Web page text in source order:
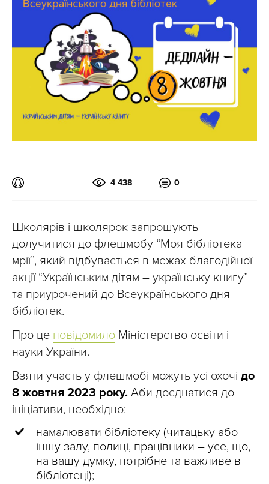
4 438 0
Школярів і школярок запрошують
долучитися до флешмобу “Моя бібліотека
мрії”, який відбувається в межах благодійної
акції “Українським дітям – українську книгу”
та приурочений до Всеукраїнського дня
бібліотек.
Про це повідомило Міністерство освіти і
науки України.
Взяти участь у флешмобі можуть усі охочі до
8 жовтня 2023 року. Аби доєднатися до
ініціативи, необхідно:
намалювати бібліотеку (читацьку або
іншу залу, полиці, працівники – усе, що,
на вашу думку, потрібне та важливе в
бібліотеці);